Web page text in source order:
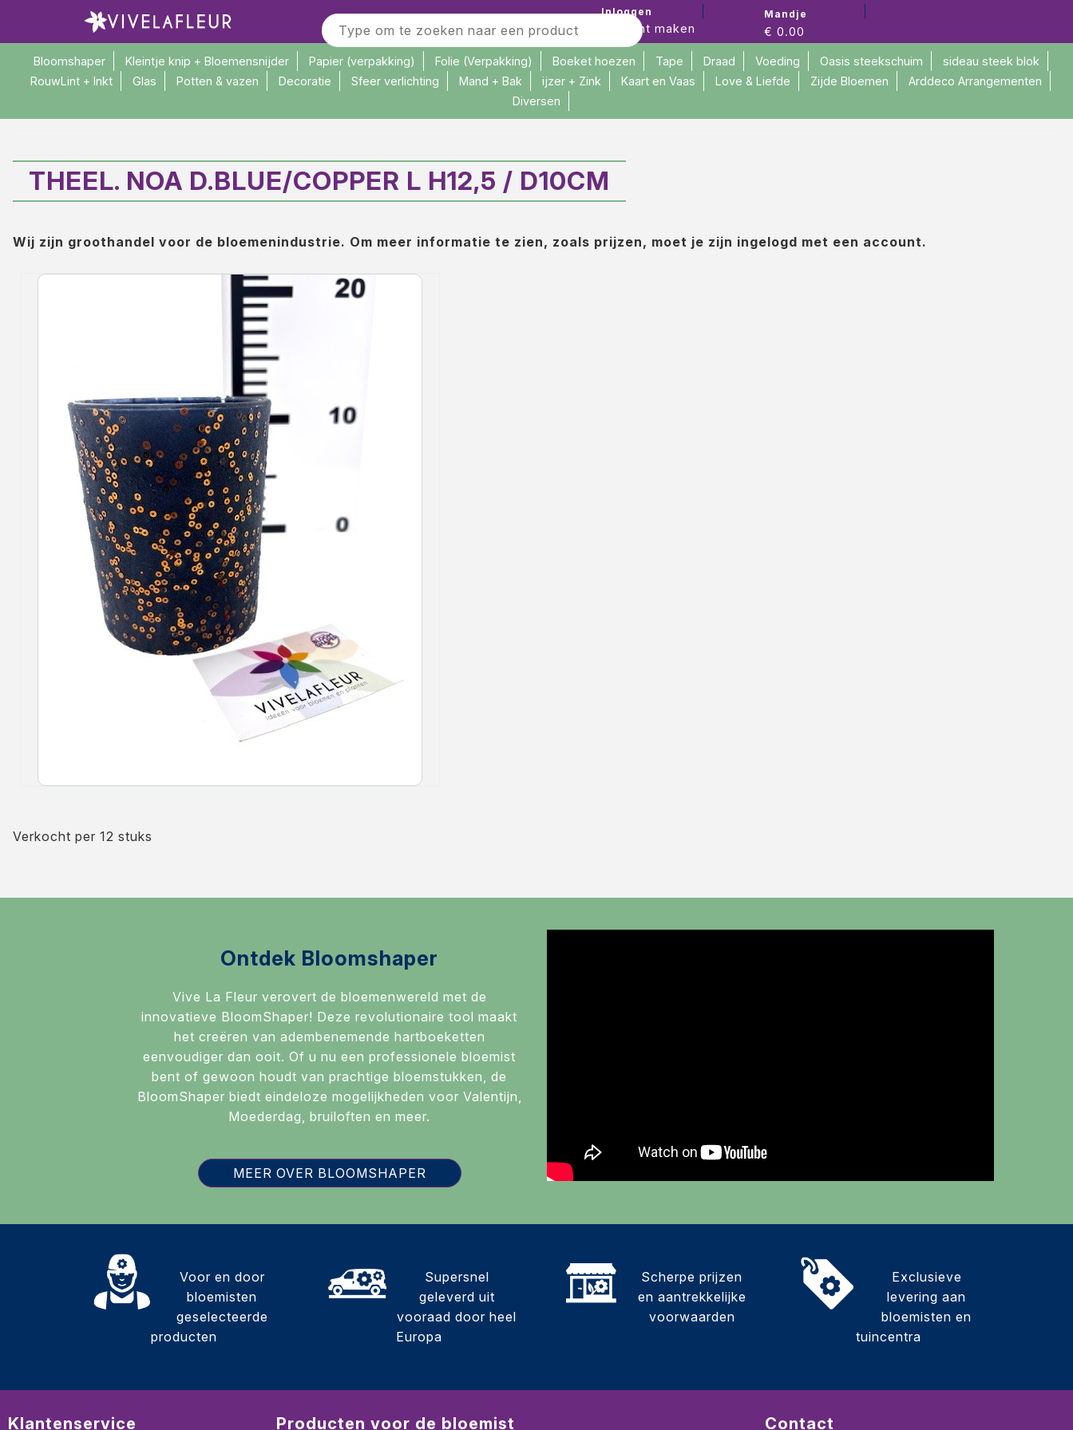
Inloggen
Account maken
Mandje
€ 0.00
Bloomshaper Kleintje knip + Bloemensnijder Papier (verpakking) Folie (Verpakking) Boeket hoezen Tape Draad Voeding Oasis steekschuim
sideau steek blok
RouwLint + Inkt
Glas Potten & vazen Decoratie Sfeer verlichting Mand + Bak ijzer + Zink Kaart en Vaas Love & Liefde Zijde Bloemen
Arddeco Arrangementen
Diversen
THEEL. NOA D.BLUE/COPPER L H12,5 / D10CM
Wij zijn groothandel voor de bloemenindustrie. Om meer informatie te zien, zoals prijzen, moet je zijn ingelogd met een account.
Verkocht per 12 stuks
Ontdek Bloomshaper
Vive La Fleur verovert de bloemenwereld met de
innovatieve BloomShaper! Deze revolutionaire tool maakt
het creëren van adembenemende hartboeketten
eenvoudiger dan ooit. Of u nu een professionele bloemist
bent of gewoon houdt van prachtige bloemstukken, de
BloomShaper biedt eindeloze mogelijkheden voor Valentijn,
Moederdag, bruiloften en meer.
MEER OVER BLOOMSHAPER
Voor en door
bloemisten
geselecteerde
producten
Supersnel
geleverd uit
vooraad door heel
Europa
Scherpe prijzen
en aantrekkelijke
voorwaarden
Exclusieve
levering aan
bloemisten en
tuincentra
Klantenservice Producten voor de bloemist Contact